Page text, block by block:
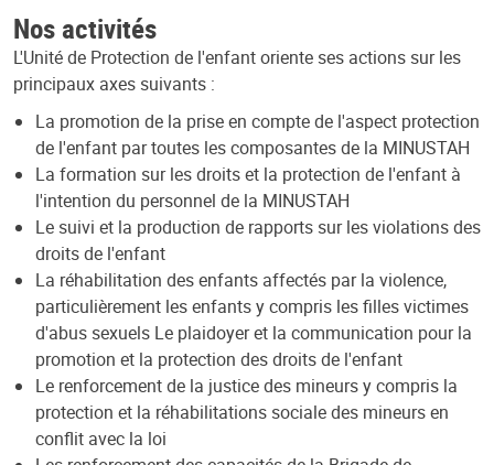
Nos activités
L'Unité de Protection de l'enfant oriente ses actions sur les
principaux axes suivants :
La promotion de la prise en compte de l'aspect protection
de l'enfant par toutes les composantes de la MINUSTAH
La formation sur les droits et la protection de l'enfant à
l'intention du personnel de la MINUSTAH
Le suivi et la production de rapports sur les violations des
droits de l'enfant
La réhabilitation des enfants affectés par la violence,
particulièrement les enfants y compris les filles victimes
d'abus sexuels Le plaidoyer et la communication pour la
promotion et la protection des droits de l'enfant
Le renforcement de la justice des mineurs y compris la
protection et la réhabilitations sociale des mineurs en
conflit avec la loi